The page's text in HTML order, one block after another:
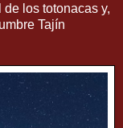
los totonacas y,
Tajín